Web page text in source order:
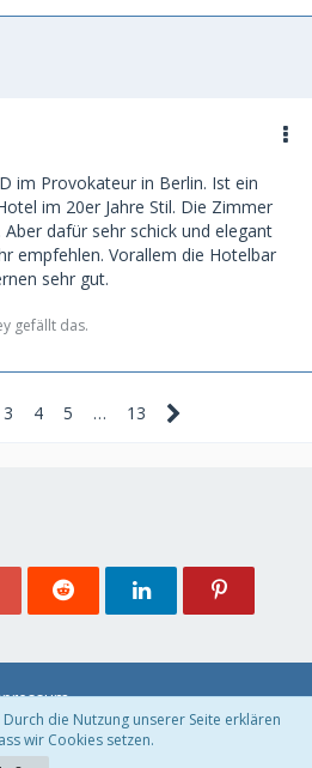
im Provokateur in Berlin. Ist ein
im 20er Jahre Stil. Die Zimmer
dafür sehr schick und elegant
empfehlen. Vorallem die Hotelbar
sehr gut.
gefällt das.
3 4 5 … 13
die Nutzung unserer Seite erklären
wir Cookies setzen.